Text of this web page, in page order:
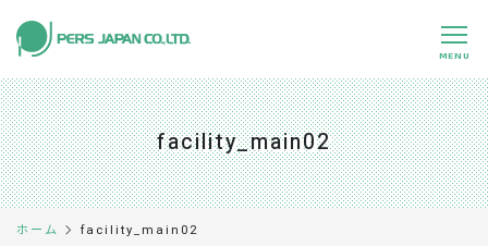
MENU
私たちの特長 About Us
事業内容 Business
facility_main02
ホーム facility_main02